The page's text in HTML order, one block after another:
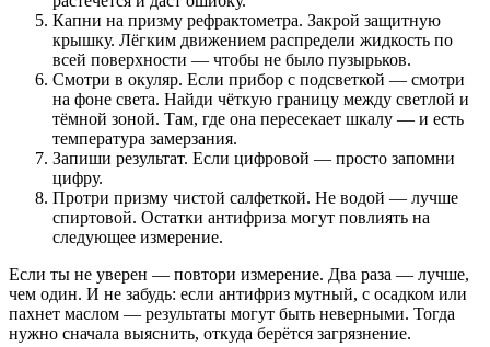
Капни на призму рефрактометра. Закрой защитную
крышку. Лёгким движением распредели жидкость по
всей поверхности — чтобы не было пузырьков.
Смотри в окуляр. Если прибор с подсветкой — смотри
на фоне света. Найди чёткую границу между светлой и
тёмной зоной. Там, где она пересекает шкалу — и есть
температура замерзания.
Запиши результат. Если цифровой — просто запомни
цифру.
Протри призму чистой салфеткой. Не водой — лучше
спиртовой. Остатки антифриза могут повлиять на
следующее измерение.
Если ты не уверен — повтори измерение. Два раза — лучше,
чем один. И не забудь: если антифриз мутный, с осадком или
пахнет маслом — результаты могут быть неверными. Тогда
нужно сначала выяснить, откуда берётся загрязнение.